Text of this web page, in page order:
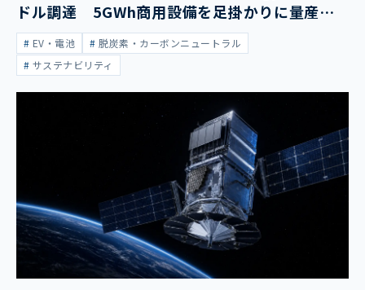
ドル調達 5GWh商用設備を足掛かりに量産拡
大EV・電池
脱炭素・カーボンニュートラル
サステナビリティ